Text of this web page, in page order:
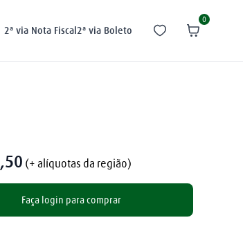
2ª via Nota Fiscal2ª via Boleto
0
,50 (+ alíquotas da região)
Faça login para comprar